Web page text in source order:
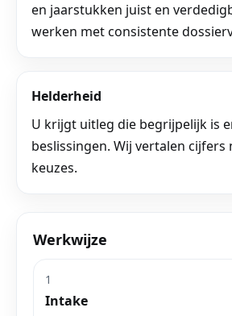
en jaarstukken juist en
werken met consistente
Helderheid
U krijgt uitleg die begrijpelijk is
beslissingen. Wij vertalen
keuzes.
Werkwijze
1
Intake